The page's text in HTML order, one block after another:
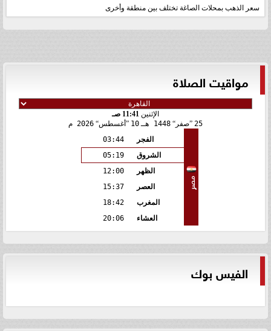
سعر الذهب بمحلات الصاغة تختلف بين منطقة وأخرى
مواقيت الصلاة
الإثنين 11:41 صـ
25
صفر 1448 هـ 10 أغسطس 2026 م
مصر
الفجر
03:44
الشروق
05:19
الظهر
12:00
العصر
15:37
المغرب
18:42
العشاء
20:06
الفيس بوك